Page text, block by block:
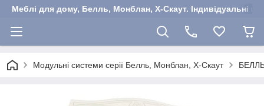
Меблі для дому, Белль, Монблан, Х-Скаут. Індивідуальні
Модульні системи серії Белль, Монблан, Х-Скаут